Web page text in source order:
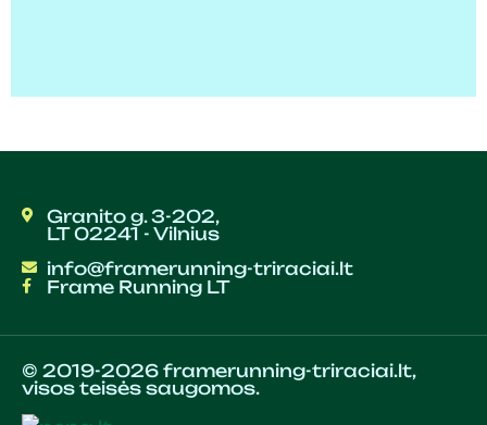
Granito g. 3-202,
LT 02241 - Vilnius
info@framerunning-triraciai.lt
Frame Running LT
© 2019-2026 framerunning-triraciai.lt,
visos teisės saugomos.